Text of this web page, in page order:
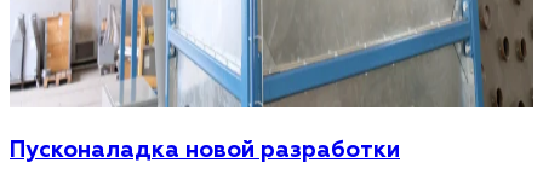
Пусконаладка новой разработки